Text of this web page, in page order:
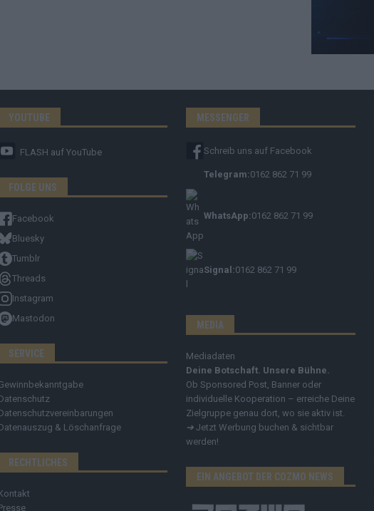
YOUTUBE
FLASH auf YouTube
FOLGE UNS
Facebook
Bluesky
Tumblr
Threads
Instagram
Mastodon
SERVICE
& Löschanfrage
RECHTLICHES
MESSENGER
Schreib uns auf Facebook
Telegram:0162 862 71 99
WhatsApp:0162 862 71 99
Signal:0162 862 71 99
MEDIA
Mediadaten
Deine Botschaft. Unsere Bühne.
Ob Sponsored Post, Banner oder
individuelle Kooperation – erreiche Deine
Zielgruppe genau dort, wo sie aktiv ist.
➔ Jetzt Werbung buchen & sichtbar
werden!
EIN ANGEBOT DER COZMO NEWS